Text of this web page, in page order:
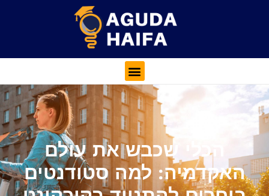
הכלי שכבש את עולם
האקדמיה: למה סטודנטים